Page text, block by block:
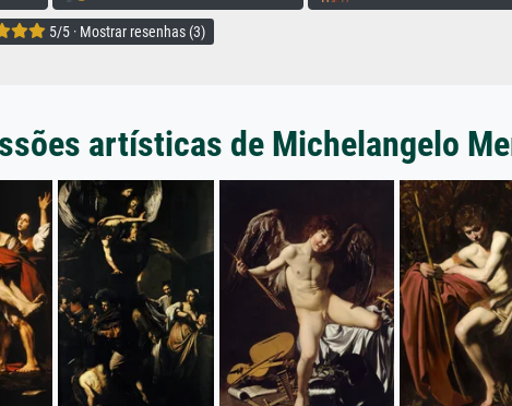
5/5 · Mostrar resenhas (3)
artísticas de Michelangelo